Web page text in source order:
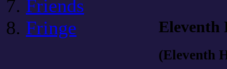
Friends
Fringe
Eleventh
(Eleventh